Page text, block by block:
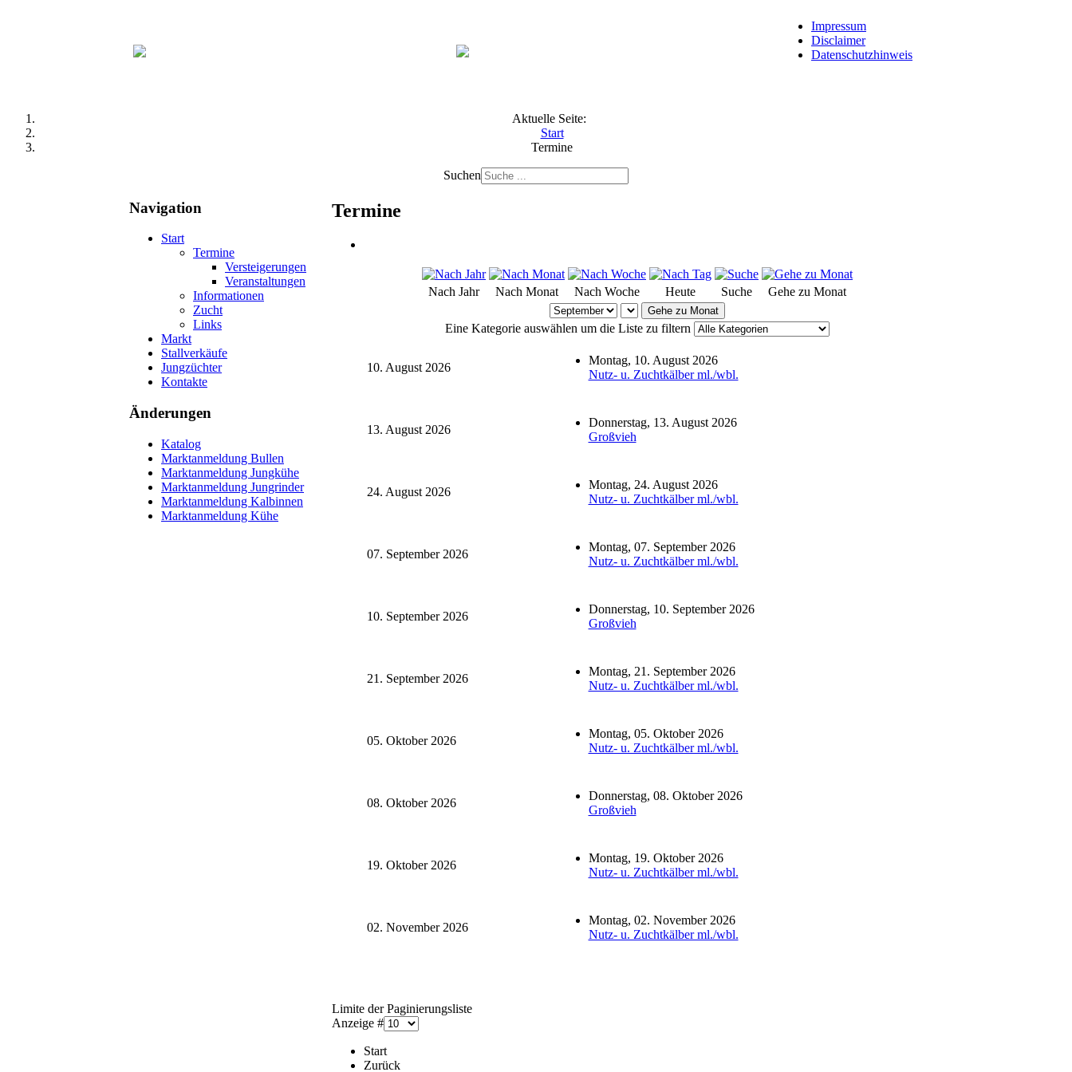
Impressum
Disclaimer
Datenschutzhinweis
Aktuelle Seite:
Start
Termine
Suchen
Navigation
Start
Termine
Versteigerungen
Veranstaltungen
Informationen
Zucht
Links
Markt
Stallverkäufe
Jungzüchter
Kontakte
Änderungen
Katalog
Marktanmeldung Bullen
Marktanmeldung Jungkühe
Marktanmeldung Jungrinder
Marktanmeldung Kalbinnen
Marktanmeldung Kühe
Termine
Nach Jahr Nach Monat Nach Woche Heute Suche Gehe zu Monat
Gehe zu Monat
Eine Kategorie auswählen um die Liste zu filtern
10. August 2026
Montag, 10. August 2026
Nutz- u. Zuchtkälber ml./wbl.
13. August 2026
Donnerstag, 13. August 2026
Großvieh
24. August 2026
Montag, 24. August 2026
Nutz- u. Zuchtkälber ml./wbl.
07. September 2026
Montag, 07. September 2026
Nutz- u. Zuchtkälber ml./wbl.
10. September 2026
Donnerstag, 10. September 2026
Großvieh
21. September 2026
Montag, 21. September 2026
Nutz- u. Zuchtkälber ml./wbl.
05. Oktober 2026
Montag, 05. Oktober 2026
Nutz- u. Zuchtkälber ml./wbl.
08. Oktober 2026
Donnerstag, 08. Oktober 2026
Großvieh
19. Oktober 2026
Montag, 19. Oktober 2026
Nutz- u. Zuchtkälber ml./wbl.
02. November 2026
Montag, 02. November 2026
Nutz- u. Zuchtkälber ml./wbl.
Limite der Paginierungsliste
Anzeige #
Start
Zurück